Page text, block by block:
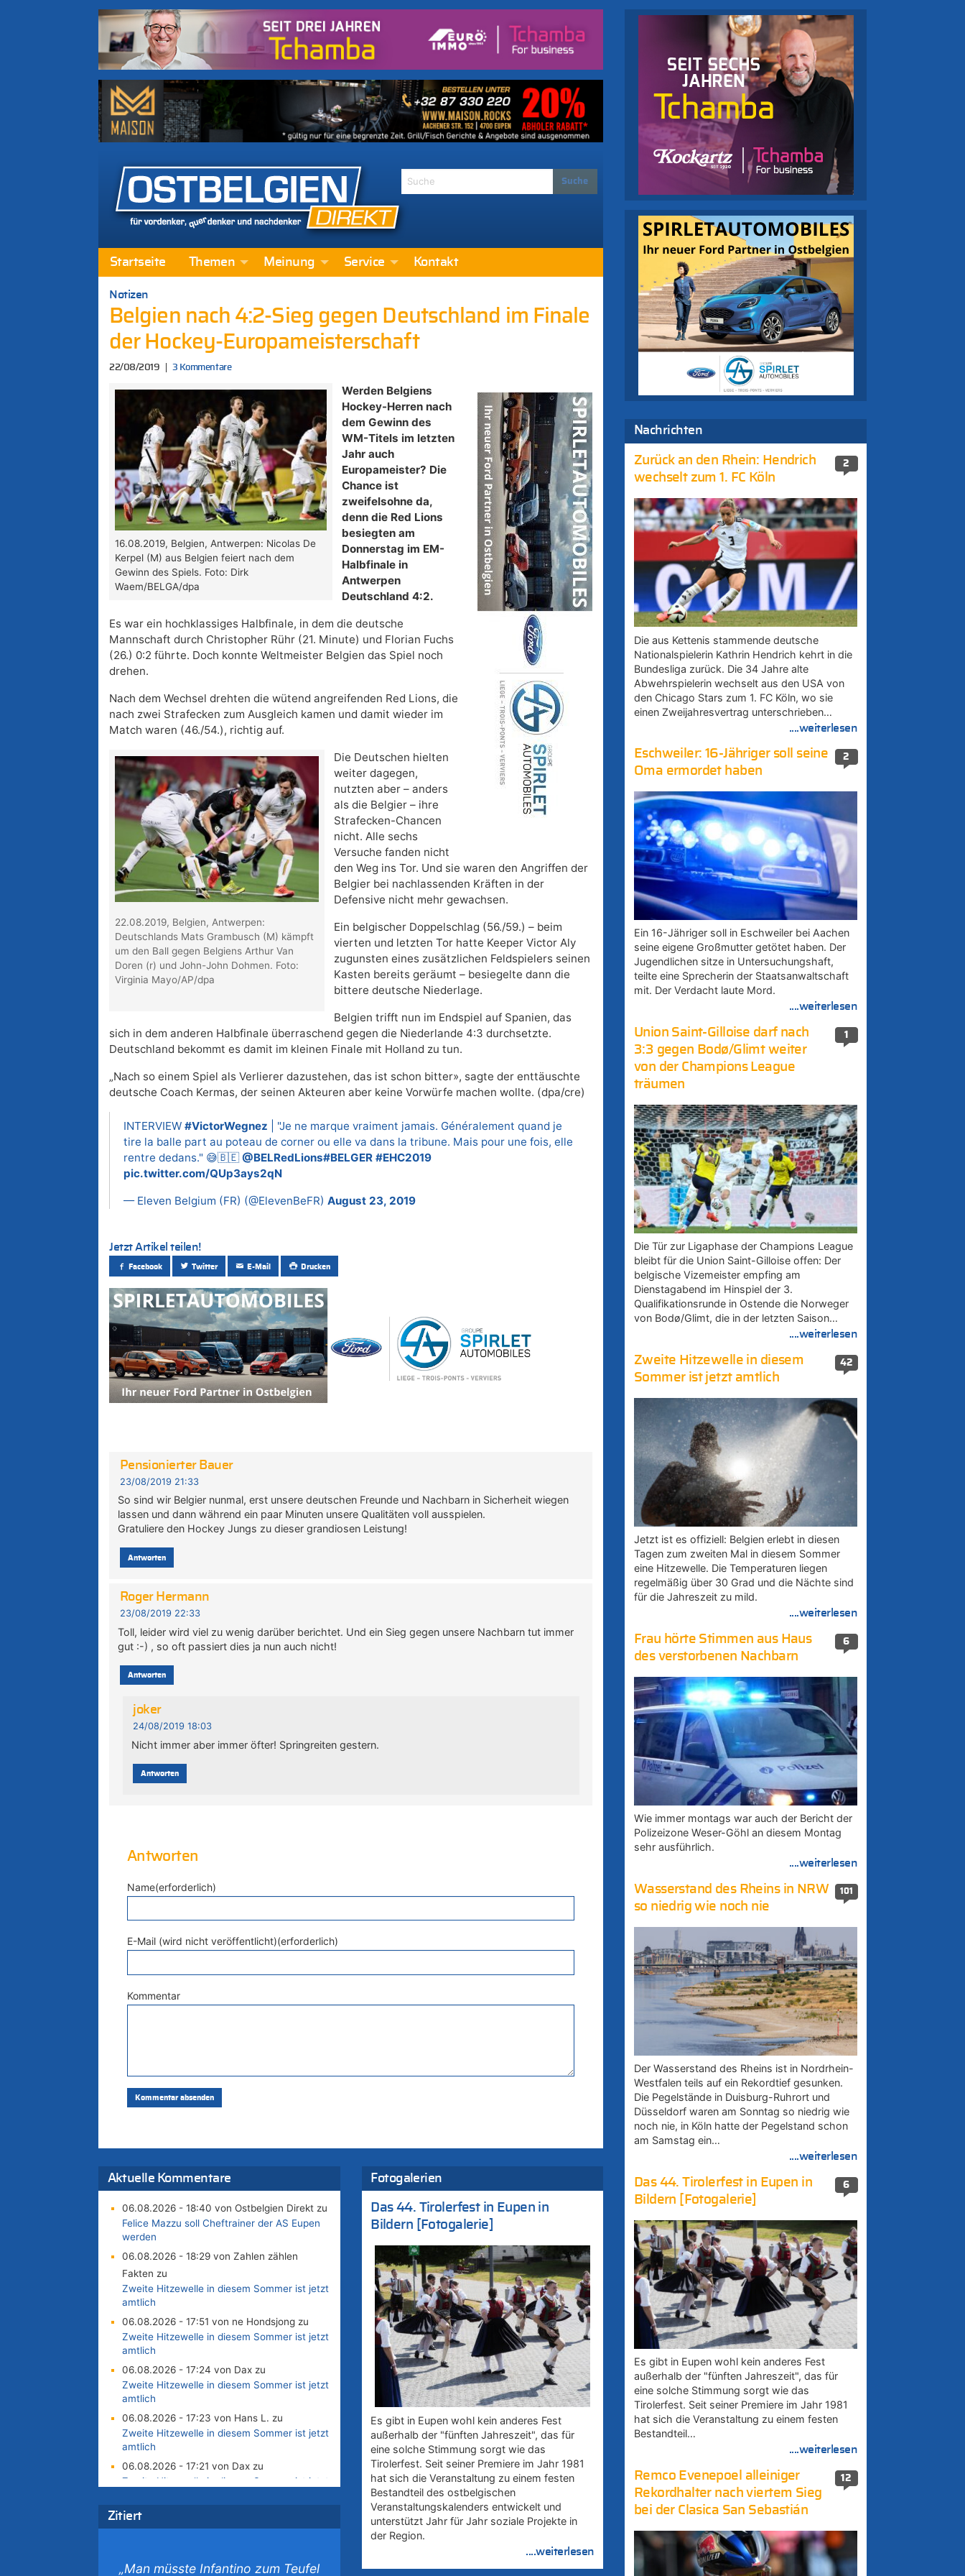
Startseite Themen Meinung Service Kontakt
Notizen
Belgien nach 4:2-Sieg gegen Deutschland im Finale
der Hockey-Europameisterschaft
22/08/2019 3 Kommentare
16.08.2019, Belgien, Antwerpen: Nicolas De
Kerpel (M) aus Belgien feiert nach dem
Gewinn des Spiels. Foto: Dirk
Waem/BELGA/dpa
Werden Belgiens
Hockey-Herren nach
dem Gewinn des
WM-Titels im letzten
Jahr auch
Europameister? Die
Chance ist
zweifelsohne da,
denn die Red Lions
besiegten am
Donnerstag im EM-
Halbfinale in
Antwerpen
Deutschland 4:2.
Es war ein hochklassiges Halbfinale, in dem die deutsche
Mannschaft durch Christopher Rühr (21. Minute) und Florian Fuchs
(26.) 0:2 führte. Doch konnte Weltmeister Belgien das Spiel noch
drehen.
Nach dem Wechsel drehten die wütend angreifenden Red Lions, die
nach zwei Strafecken zum Ausgleich kamen und damit wieder im
Match waren (46./54.), richtig auf.
22.08.2019, Belgien, Antwerpen:
Deutschlands Mats Grambusch (M) kämpft
um den Ball gegen Belgiens Arthur Van
Doren (r) und John-John Dohmen. Foto:
Virginia Mayo/AP/dpa
Die Deutschen hielten
weiter dagegen,
nutzten aber – anders
als die Belgier – ihre
Strafecken-Chancen
nicht. Alle sechs
Versuche fanden nicht
den Weg ins Tor. Und sie waren den Angriffen der
Belgier bei nachlassenden Kräften in der
Defensive nicht mehr gewachsen.
Ein belgischer Doppelschlag (56./59.) – beim
vierten und letzten Tor hatte Keeper Victor Aly
zugunsten eines zusätzlichen Feldspielers seinen
Kasten bereits geräumt – besiegelte dann die
bittere deutsche Niederlage.
Belgien trifft nun im Endspiel auf Spanien, das
sich in dem anderen Halbfinale überraschend gegen die Niederlande 4:3 durchsetzte.
Deutschland bekommt es damit im kleinen Finale mit Holland zu tun.
„Nach so einem Spiel als Verlierer dazustehen, das ist schon bitter», sagte der enttäuschte
deutsche Coach Kermas, der seinen Akteuren aber keine Vorwürfe machen wollte. (dpa/cre)
INTERVIEW #VictorWegnez | "Je ne marque vraiment jamais. Généralement quand je
tire la balle part au poteau de corner ou elle va dans la tribune. Mais pour une fois, elle
rentre dedans." 😅🇧🇪@BELRedLions#BELGER #EHC2019
pic.twitter.com/QUp3ays2qN
— Eleven Belgium (FR) (@ElevenBeFR) August 23, 2019
Jetzt Artikel teilen!
Facebook Twitter E-Mail Drucken
Pensionierter Bauer
23/08/2019 21:33
So sind wir Belgier nunmal, erst unsere deutschen Freunde und Nachbarn in Sicherheit wiegen
lassen und dann während ein paar Minuten unsere Qualitäten voll ausspielen.
Gratuliere den Hockey Jungs zu dieser grandiosen Leistung!
Antworten
Roger Hermann
23/08/2019 22:33
Toll, leider wird viel zu wenig darüber berichtet. Und ein Sieg gegen unsere Nachbarn tut immer
gut :-) , so oft passiert dies ja nun auch nicht!
Antworten
joker
24/08/2019 18:03
Nicht immer aber immer öfter! Springreiten gestern.
Antworten
Antworten
Name(erforderlich)
E-Mail (wird nicht veröffentlicht)(erforderlich)
Kommentar
Aktuelle Kommentare
06.08.2026 - 18:40 von Ostbelgien Direkt zu
Felice Mazzu soll Cheftrainer der AS Eupen
werden
06.08.2026 - 18:29 von Zahlen zählen
Fakten zu
Zweite Hitzewelle in diesem Sommer ist jetzt
amtlich
06.08.2026 - 17:51 von ne Hondsjong zu
Zweite Hitzewelle in diesem Sommer ist jetzt
amtlich
06.08.2026 - 17:24 von Dax zu
Zweite Hitzewelle in diesem Sommer ist jetzt
amtlich
06.08.2026 - 17:23 von Hans L. zu
Zweite Hitzewelle in diesem Sommer ist jetzt
amtlich
06.08.2026 - 17:21 von Dax zu
Zweite Hitzewelle in diesem Sommer ist jetzt
06.08.2026 - 17:01 von Wahlstimme? zu
FIFA-Spitze demonstriert Einigkeit trotz Kritik
Zitiert
„Man müsste Infantino zum Teufel
Fotogalerien
Das 44. Tirolerfest in Eupen in
Bildern [Fotogalerie]
Es gibt in Eupen wohl kein anderes Fest
außerhalb der "fünften Jahreszeit", das für
eine solche Stimmung sorgt wie das
Tirolerfest. Seit seiner Premiere im Jahr 1981
hat sich die Veranstaltung zu einem festen
Bestandteil des ostbelgischen
Veranstaltungskalenders entwickelt und
unterstützt Jahr für Jahr soziale Projekte in
der Region.
....weiterlesen
Nachrichten
2
Zurück an den Rhein: Hendrich
wechselt zum 1. FC Köln
Die aus Kettenis stammende deutsche
Nationalspielerin Kathrin Hendrich kehrt in die
Bundesliga zurück. Die 34 Jahre alte
Abwehrspielerin wechselt aus den USA von
den Chicago Stars zum 1. FC Köln, wo sie
einen Zweijahresvertrag unterschrieben…
....weiterlesen
2
Eschweiler: 16-Jähriger soll seine
Oma ermordet haben
Ein 16-Jähriger soll in Eschweiler bei Aachen
seine eigene Großmutter getötet haben. Der
Jugendlichen sitze in Untersuchungshaft,
teilte eine Sprecherin der Staatsanwaltschaft
mit. Der Verdacht laute Mord.
....weiterlesen
1
Union Saint-Gilloise darf nach
3:3 gegen Bodø/Glimt weiter
von der Champions League
träumen
Die Tür zur Ligaphase der Champions League
bleibt für die Union Saint-Gilloise offen: Der
belgische Vizemeister empfing am
Dienstagabend im Hinspiel der 3.
Qualifikationsrunde in Ostende die Norweger
von Bodø/Glimt, die in der letzten Saison…
....weiterlesen
42
Zweite Hitzewelle in diesem
Sommer ist jetzt amtlich
Jetzt ist es offiziell: Belgien erlebt in diesen
Tagen zum zweiten Mal in diesem Sommer
eine Hitzewelle. Die Temperaturen liegen
regelmäßig über 30 Grad und die Nächte sind
für die Jahreszeit zu mild.
....weiterlesen
6
Frau hörte Stimmen aus Haus
des verstorbenen Nachbarn
Wie immer montags war auch der Bericht der
Polizeizone Weser-Göhl an diesem Montag
sehr ausführlich.
....weiterlesen
101
Wasserstand des Rheins in NRW
so niedrig wie noch nie
Der Wasserstand des Rheins ist in Nordrhein-
Westfalen teils auf ein Rekordtief gesunken.
Die Pegelstände in Duisburg-Ruhrort und
Düsseldorf waren am Sonntag so niedrig wie
noch nie, in Köln hatte der Pegelstand schon
am Samstag ein…
....weiterlesen
6
Das 44. Tirolerfest in Eupen in
Bildern [Fotogalerie]
Es gibt in Eupen wohl kein anderes Fest
außerhalb der "fünften Jahreszeit", das für
eine solche Stimmung sorgt wie das
Tirolerfest. Seit seiner Premiere im Jahr 1981
hat sich die Veranstaltung zu einem festen
Bestandteil…
....weiterlesen
12
Remco Evenepoel alleiniger
Rekordhalter nach viertem Sieg
bei der Clasica San Sebastián